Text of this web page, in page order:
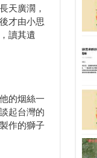
天廣濶，
才由小思
讀其遺
的烟絲一
起台灣的
作的獅子